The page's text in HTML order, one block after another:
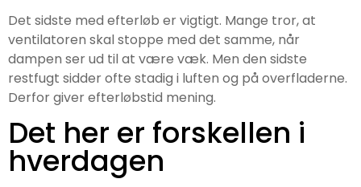
Det sidste med efterløb er vigtigt. Mange tror, at
ventilatoren skal stoppe med det samme, når
dampen ser ud til at være væk. Men den sidste
restfugt sidder ofte stadig i luften og på overfladerne.
Derfor giver efterløbstid mening.
Det her er forskellen i
hverdagen